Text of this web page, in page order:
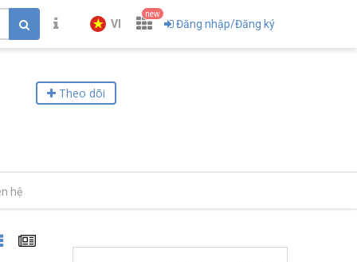
VI
new
Đăng nhập/Đăng ký
Theo dõi
hệ